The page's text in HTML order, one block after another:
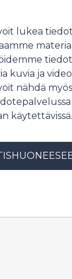
tuleville
on suojella
että
käytettävyys,
lukea
kuvia ja
nähdä
käytettävissä.